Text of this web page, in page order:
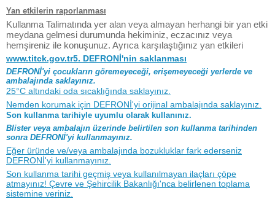
Yan etkilerin raporlanması
Kullanma Talimatında yer alan veya almayan herhangi bir yan etki
meydana gelmesi durumunda hekiminiz, eczacınız veya
hemşireniz ile konuşunuz. Ayrıca karşılaştığınız yan etkileri
www.titck.gov.tr5. DEFRONİ'nin saklanması
DEFRONİ'yi çocukların göremeyeceği, erişemeyeceği yerlerde ve
ambalajında saklayınız.
25°C altındaki oda sıcaklığında saklayınız.
Nemden korumak için DEFRONİ'yi orijinal ambalajında saklayınız.
Son kullanma tarihiyle uyumlu olarak kullanınız.
Blister veya ambalajın üzerinde belirtilen son kullanma tarihinden
sonra DEFRONİ'yi kullanmayınız.
Eğer üründe ve/veya ambalajında bozukluklar fark ederseniz
DEFRONİ'yi kullanmayınız.
Son kullanma tarihi geçmiş veya kullanılmayan ilaçları çöpe
atmayınız! Çevre ve Şehircilik Bakanlığı'nca belirlenen toplama
sistemine veriniz.